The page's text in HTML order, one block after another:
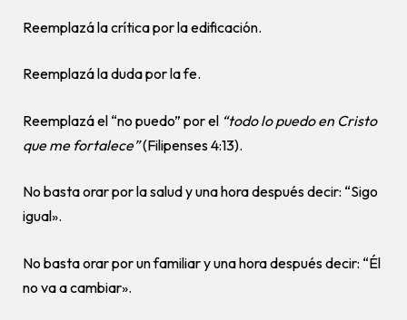
Reemplazá la crítica por la edificación.
Reemplazá la duda por la fe.
Reemplazá el “no puedo” por el “todo lo puedo en Cristo
que me fortalece”(Filipenses 4:13).
No basta orar por la salud y una hora después decir: “Sigo
igual».
No basta orar por un familiar y una hora después decir: “Él
no va a cambiar».